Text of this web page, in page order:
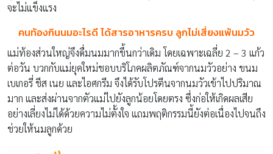
จะไม่แข็งแรง
คนท้องกินนมอะไรดี ได้สารอาหารครบ ลูกไม่เสี่ยงแพ้นมวัว
แม่ท้องส่วนใหญ่จึงดื่มนมมากขึ้นกว่าเดิม โดยเฉพาะเฉลี่ย 2 – 3 แก้ว
ต่อวัน บวกกับแม่ยุคใหม่ชอบบริโภคผลิตภัณฑ์จากนมวัวอย่าง ขนม
เบเกอรี่ ชีส เนย และไอศกรีม จึงได้รับโปรตีนจากนมวัวเข้าไปปริมาณ
มาก และส่งผ่านจากตัวแม่ไปยังลูกน้อยโดยตรง ซึ่งก่อให้เกิดผลเสีย
อย่างเลี่ยงไม่ได้ด้วยความไม่ตั้งใจ แถมพฤติกรรมนี้ยังต่อเนื่องไปจนถึง
ช่วยให้นมลูกด้วย